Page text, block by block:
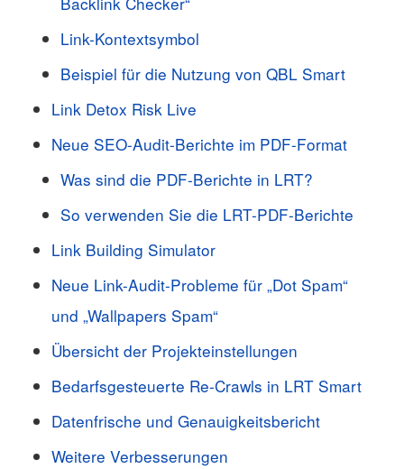
Link-Kontextsymbol
Beispiel für die Nutzung von QBL Smart
Link Detox Risk Live
Neue SEO-Audit-Berichte im PDF-Format
Was sind die PDF-Berichte in LRT?
So verwenden Sie die LRT-PDF-Berichte
Link Building Simulator
Neue Link-Audit-Probleme für „Dot Spam“
und „Wallpapers Spam“
Übersicht der Projekteinstellungen
Bedarfsgesteuerte Re-Crawls in LRT Smart
Datenfrische und Genauigkeitsbericht
Weitere Verbesserungen